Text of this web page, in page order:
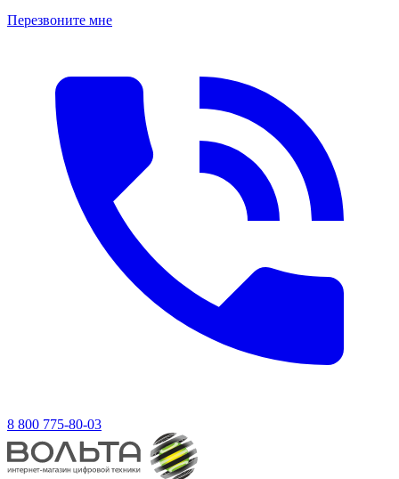
Перезвоните мне
8 800 775-80-03